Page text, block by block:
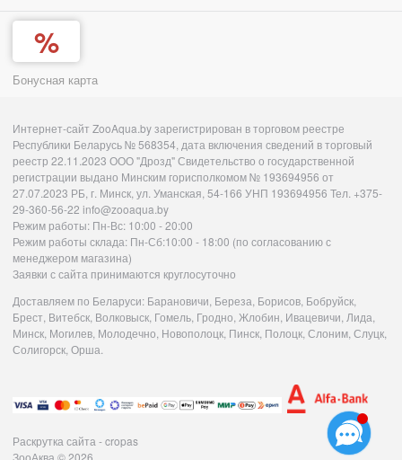
Бонусная карта
Интернет-сайт ZooAqua.by зарегистрирован в торговом реестре
Республики Беларусь № 568354, дата включения сведений в торговый
реестр 22.11.2023 ООО "Дрозд" Свидетельство о государственной
регистрации выдано Минским горисполкомом № 193694956 от
27.07.2023 РБ, г. Минск, ул. Уманская, 54-166 УНП 193694956 Тел. +375-
29-360-56-22 info@zooaqua.by
Режим работы: Пн-Вс: 10:00 - 20:00
Режим работы склада: Пн-Сб:10:00 - 18:00 (по согласованию с
менеджером магазина)
Заявки с сайта принимаются круглосуточно
Доставляем по Беларуси: Барановичи, Береза, Борисов, Бобруйск,
Брест, Витебск, Волковыск, Гомель, Гродно, Жлобин, Ивацевичи, Лида,
Минск, Могилев, Молодечно, Новополоцк, Пинск, Полоцк, Слоним, Слуцк,
Солигорск, Орша.
Раскрутка сайта - cropas
ЗооАква © 2026